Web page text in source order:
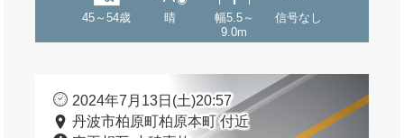
45～54歳 晴
幅5.5～
9.0m
信号なし
2024年7月13日(土)20:57
丹波市柏原町柏原本町 付近